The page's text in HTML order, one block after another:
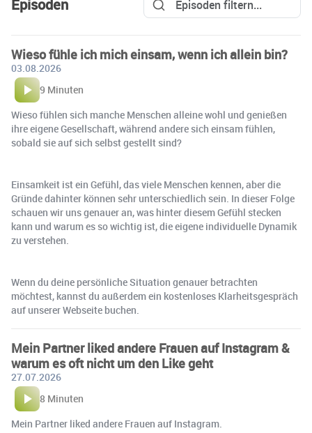
Episoden
Wieso fühle ich mich einsam, wenn ich allein bin?
03.08.2026
9 Minuten
Wieso fühlen sich manche Menschen alleine wohl und genießen
ihre eigene Gesellschaft, während andere sich einsam fühlen,
sobald sie auf sich selbst gestellt sind?
Einsamkeit ist ein Gefühl, das viele Menschen kennen, aber die
Gründe dahinter können sehr unterschiedlich sein. In dieser Folge
schauen wir uns genauer an, was hinter diesem Gefühl stecken
kann und warum es so wichtig ist, die eigene individuelle Dynamik
zu verstehen.
Wenn du deine persönliche Situation genauer betrachten
möchtest, kannst du außerdem ein kostenloses Klarheitsgespräch
auf unserer Webseite buchen.
Mein Partner liked andere Frauen auf Instagram &
warum es oft nicht um den Like geht
27.07.2026
8 Minuten
Mein Partner liked andere Frauen auf Instagram.